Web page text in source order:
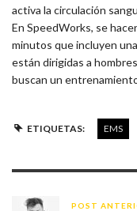
activa la circulación
En SpeedWorks, se
minutos que incluyen
están dirigidas a
buscan un
ETIQUETAS: EMS
POST